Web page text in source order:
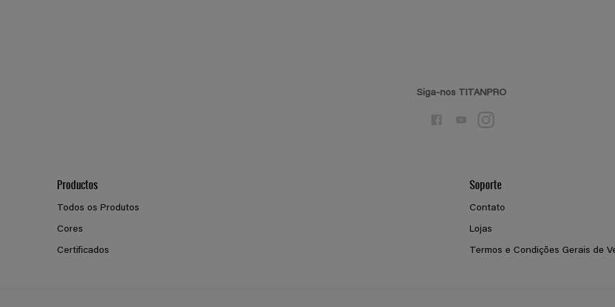
Siga-nos TITANPRO
Productos
Todos os Produtos
Cores
Certificados
Soporte
Contato
Lojas
Termos e Condições Gerais de